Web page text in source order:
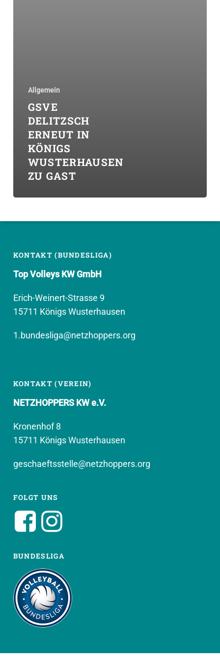
Allgemein
GSVE
DELITZSCH
ERNEUT IN
KÖNIGS
WUSTERHAUSEN
ZU GAST
KONTAKT (BUNDESLIGA)
Top Volleys KW GmbH
Erich-Weinert-Strasse 9
15711 Königs Wusterhausen
1.bundesliga@netzhoppers.org
KONTAKT (VEREIN)
NETZHOPPERS KW e.V.
Kronenhof 8
15711 Königs Wusterhausen
geschaeftsstelle@netzhoppers.org
FOLGT UNS
BUNDESLIGA